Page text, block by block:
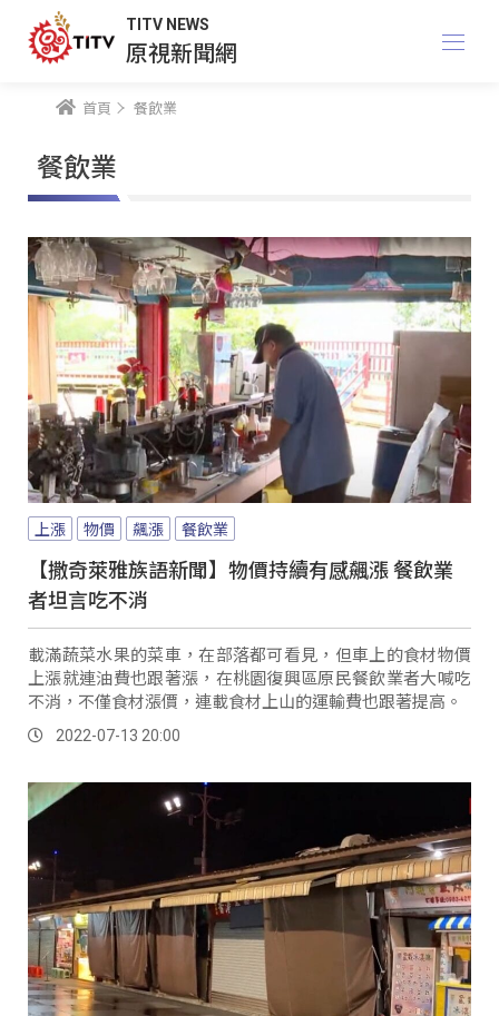
TITV NEWS
原視新聞網
首頁 餐飲業
餐飲業
上漲 物價 飆漲 餐飲業
【撒奇萊雅族語新聞】物價持續有感飆漲 餐飲業
者坦言吃不消
載滿蔬菜水果的菜車，在部落都可看見，但車上的食材物價
上漲就連油費也跟著漲，在桃園復興區原民餐飲業者大喊吃
不消，不僅食材漲價，連載食材上山的運輸費也跟著提高。
2022-07-13 20:00